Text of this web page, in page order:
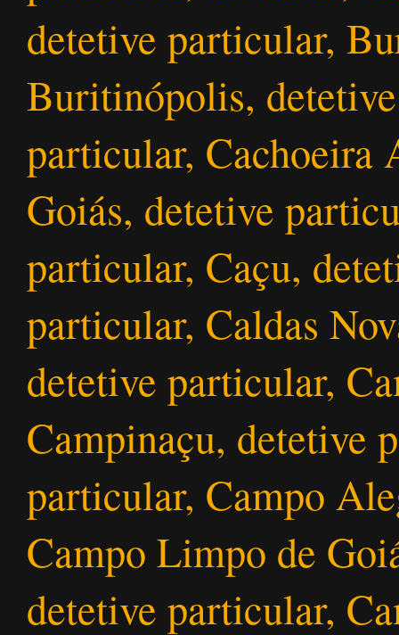
detetive particular,
Buritinópolis,
particular, Cachoeira
Goiás, detetive
particular, Caçu,
particular, Caldas
detetive particular,
Campinaçu, detetive
particular, Campo
Campo Limpo de
detetive particular,